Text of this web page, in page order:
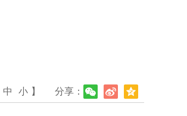
分享：
中 小 】